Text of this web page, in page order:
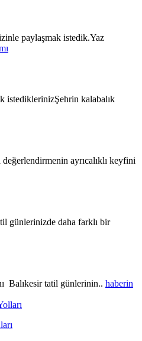
paylaşmak istedik.Yaz
istediklerinizŞehrin kalabalık
ayrıcalıklı keyfini
günlerinizde daha farklı bir
Balıkesir tatil günlerinin.. haberin